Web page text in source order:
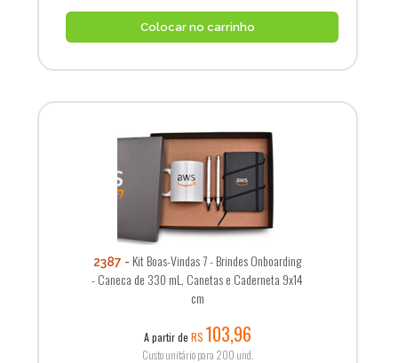
Colocar no carrinho
2387
Kit Boas-Vindas 7 - Brindes Onboarding
- Caneca de 330 mL, Canetas e Caderneta 9x14
cm
A partir de R$ 103,96
Custo unitário para 200 und.